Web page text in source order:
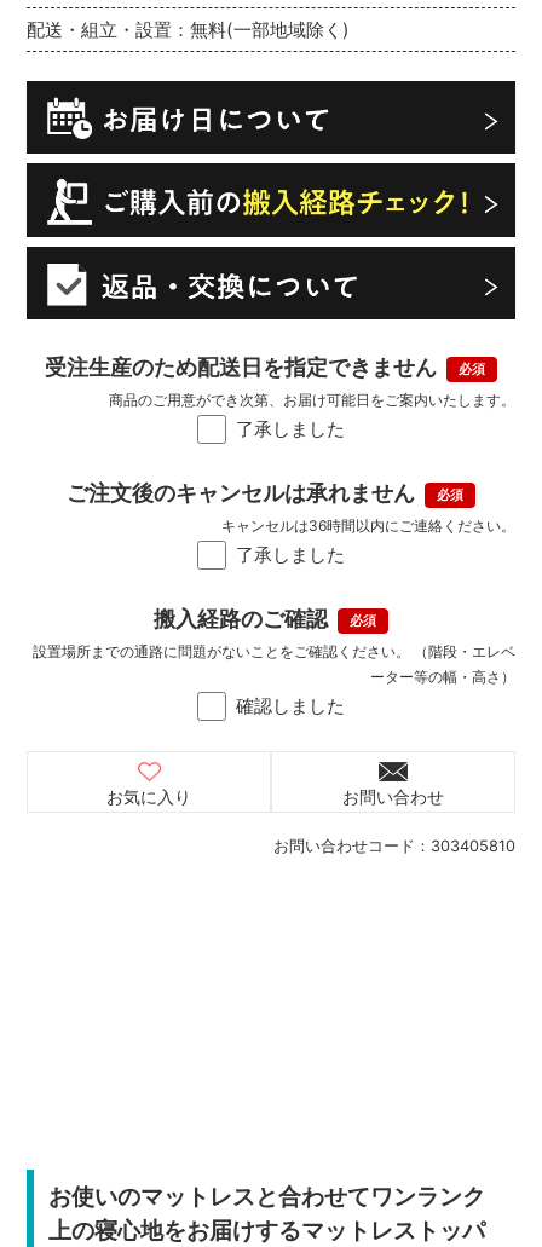
お問い合わせコード： 303405810
配送・組立・設置：無料(一部地域除く)
受注生産のため配送日を指定できません
了承しました
商品のご用意ができ次第、お届け可能日をご案内いたします。
ご注文後のキャンセルは承れません
了承しました
キャンセルは36時間以内にご連絡ください。
搬入経路のご確認
確認しました
設置場所までの通路に問題がないことをご確認ください。 （階段・エレベ
ーター等の幅・高さ）
お気に入り お問い合わせ
お使いのマットレスと合わせてワンランク
上の寝心地をお届けするマットレストッパ